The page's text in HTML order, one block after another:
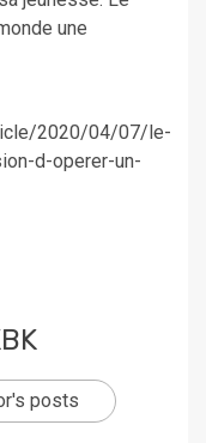
une
2020/04/07/le-
d-operer-un-
posts